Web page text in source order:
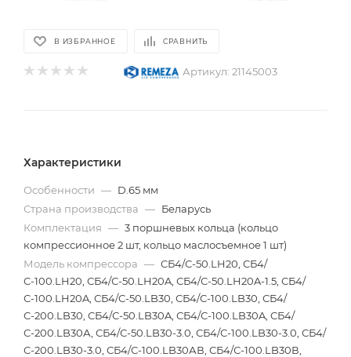
В ИЗБРАННОЕ СРАВНИТЬ
Артикул: 21145003
Характеристики
Особенности — D.65 мм
Страна производства — Беларусь
Комплектация — 3 поршневых кольца (кольцо
компрессионное 2 шт, кольцо маслосъемное 1 шт)
Модель компрессора — СБ4/С-50.LH20, СБ4/
С-100.LH20, СБ4/С-50.LH20A, СБ4/С-50.LH20A-1.5, СБ4/
С-100.LH20A, СБ4/С-50.LB30, СБ4/С-100.LB30, СБ4/
С-200.LB30, СБ4/С-50.LB30A, СБ4/С-100.LB30A, СБ4/
С-200.LB30А, СБ4/С-50.LB30-3.0, СБ4/С-100.LB30-3.0, СБ4/
С-200.LB30-3.0, СБ4/С-100.LB30АВ, СБ4/С-100.LB30В,